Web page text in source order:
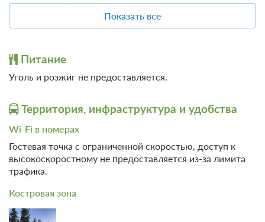
Обеденный стол
Детям
фильмы
Спорт
Отопление
Удобства в номере
Панорамный вид
Показать все
Питание
Уголь и розжиг не предоставляется.
Территория, инфраструктура и удобства
Wi-Fi в номерах
Гостевая точка с ограниченной скоростью, доступ к
высокоскоростному не предоставляется из-за лимита
трафика.
Костровая зона